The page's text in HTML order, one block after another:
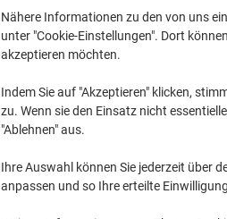
Nähere Informationen zu den von uns
unter "Cookie-Einstellungen". Dort
akzeptieren möchten.
Indem Sie auf "Akzeptieren" klicken,
zu. Wenn sie den Einsatz nicht
"Ablehnen" aus.
Ihre Auswahl können Sie jederzeit über
anpassen und so Ihre erteilte